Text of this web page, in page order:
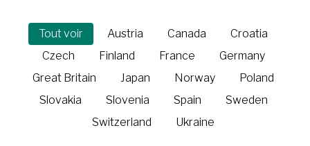
Tout voir Austria Canada
Croatia
Czech
Finland France
Germany
Great Britain
Japan Norway
Poland
Slovakia
Slovenia Spain
Sweden
Switzerland
Ukraine